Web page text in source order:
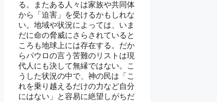
る。またある人々は家族や共同体
から「迫害」を受けるかもしれな
い。地域や状況によっては、いま
だに命の脅威にさらされていると
ころも地球上には存在する。だか
らパウロの言う苦難のリストは現
代人にも決して無縁ではない。こ
うした状況の中で、神の民は「こ
れを乗り越えるだけの力など自分
にはない」と容易に絶望しがちだ